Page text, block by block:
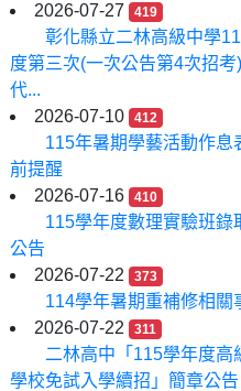
2026-07-27
419
彰化縣立二林高級中學
度第三次(一次公告第4次招考
代...
2026-07-10
412
115年暑期學藝活動作息
前提醒
2026-07-16
410
115學年度數理實驗班錄
公告
2026-07-22
373
114學年暑期重補修相關
2026-07-22
311
二林高中「115學年度高
學校免試入學續招」簡章公告